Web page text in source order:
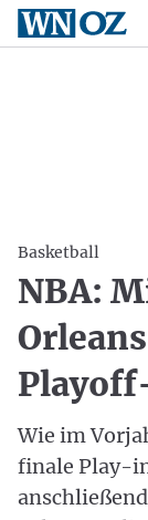
Basketball
NBA:
Wie im
finale Play-